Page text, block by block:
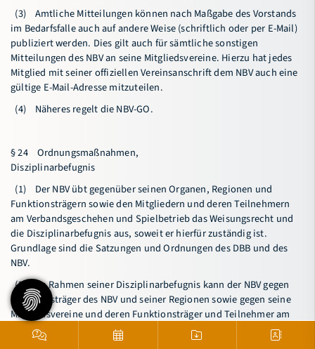
(3) Amtliche Mitteilungen können nach Maßgabe des Vorstands
im Bedarfsfalle auch auf andere Weise (schriftlich oder per E-Mail)
publiziert werden. Dies gilt auch für sämtliche sonstigen
Mitteilungen des NBV an seine Mitgliedsvereine. Hierzu hat jedes
Mitglied mit seiner offiziellen Vereinsanschrift dem NBV auch eine
gültige E-Mail-Adresse mitzuteilen.
(4) Näheres regelt die NBV-GO.
§ 24 Ordnungsmaßnahmen,
Disziplinarbefugnis
(1) Der NBV übt gegenüber seinen Organen, Regionen und
Funktionsträgern sowie den Mitgliedern und deren Teilnehmern
am Verbandsgeschehen und Spielbetrieb das Weisungsrecht und
die Disziplinarbefugnis aus, soweit er hierfür zuständig ist.
Grundlage sind die Satzungen und Ordnungen des DBB und des
NBV.
(2) Im Rahmen seiner Disziplinarbefugnis kann der NBV gegen
Funktionsträger des NBV und seiner Regionen sowie gegen seine
Mitgliedsvereine und deren Funktionsträger und Teilnehmer am
Spielbetrieb bei Verstößen gegen die in Absatz 1 genannten
Normen folgende Ordnungsmaßnahmen anordnen: